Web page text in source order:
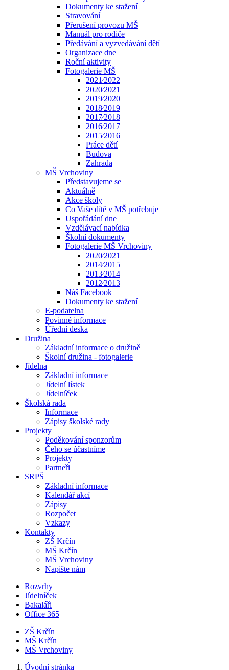
Dokumenty ke stažení
Stravování
Přerušení provozu MŠ
Manuál pro rodiče
Předávání a vyzvedávání dětí
Organizace dne
Roční aktivity
Fotogalerie MŠ
2021⁄2022
2020⁄2021
2019⁄2020
2018⁄2019
2017⁄2018
2016⁄2017
2015⁄2016
Práce dětí
Budova
Zahrada
MŠ Vrchoviny
Představujeme se
Aktuálně
Akce školy
Co Vaše dítě v MŠ potřebuje
Uspořádání dne
Vzdělávací nabídka
Školní dokumenty
Fotogalerie MŠ Vrchoviny
2020⁄2021
2014⁄2015
2013⁄2014
2012⁄2013
Náš Facebook
Dokumenty ke stažení
E-podatelna
Povinné informace
Úřední deska
Družina
Základní informace o družině
Školní družina - fotogalerie
Jídelna
Základní informace
Jídelní lístek
Jídelníček
Školská rada
Informace
Zápisy školské rady
Projekty
Poděkování sponzorům
Čeho se účastníme
Projekty
Partneři
SRPŠ
Základní informace
Kalendář akcí
Zápisy
Rozpočet
Vzkazy
Kontakty
ZŠ Krčín
MŠ Krčín
MŠ Vrchoviny
Napište nám
Rozvrhy
Jídelníček
Bakaláři
Office 365
ZŠ Krčín
MŠ Krčín
MŠ Vrchoviny
Úvodní stránka